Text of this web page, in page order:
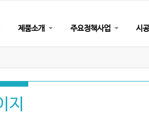
제품소개 주요정책사업 시
지